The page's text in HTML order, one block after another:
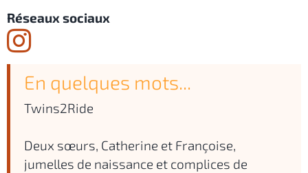
Réseaux sociaux
En quelques mots...
Twins2Ride
Deux sœurs, Catherine et Françoise,
jumelles de naissance et complices de